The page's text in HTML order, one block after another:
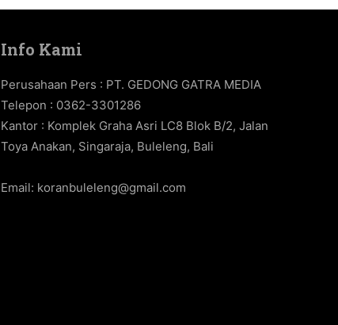
Info Kami
Perusahaan Pers : PT. GEDONG GATRA MEDIA
Telepon : 0362-3301286
Kantor : Komplek Graha Asri LC8 Blok B/2, Jalan
Toya Anakan, Singaraja, Buleleng, Bali
Email: koranbuleleng@gmail.com